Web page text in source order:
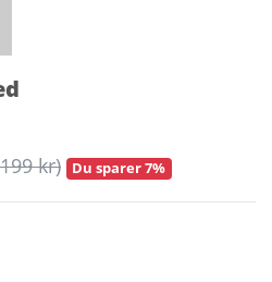
kr) Du sparer 7%